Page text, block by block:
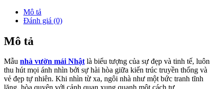
Mô tả
Đánh giá (0)
Mô tả
Mẫu nhà vườn mái Nhậtlà biểu tượng của sự đẹp và tinh tế, luôn
thu hút mọi ánh nhìn bởi sự hài hòa giữa kiến trúc truyền thống và
vẻ đẹp tự nhiên. Khi nhìn từ xa, ngôi nhà như một bức tranh tĩnh